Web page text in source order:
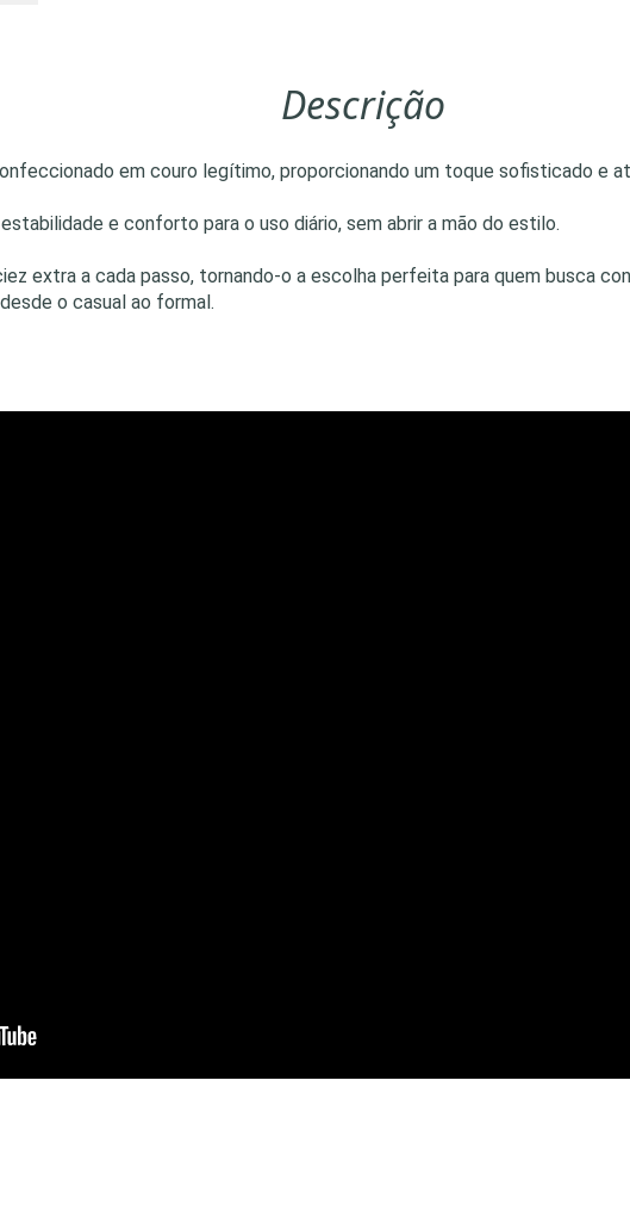
Descrição
em couro legítimo, proporcionando um toque sofisticado e
e conforto para o uso diário, sem abrir a mão do estilo.
extra a cada passo, tornando-o a escolha perfeita para quem busca
o casual ao formal.